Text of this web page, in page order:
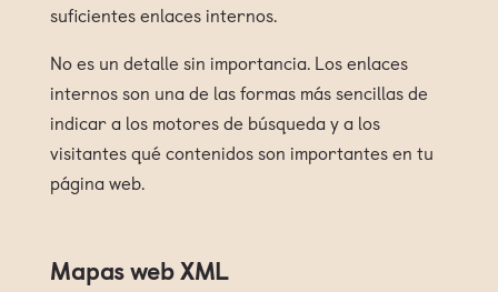
suficientes enlaces internos.
No es un detalle sin importancia. Los enlaces
internos son una de las formas más sencillas de
indicar a los motores de búsqueda y a los
visitantes qué contenidos son importantes en tu
página web.
Mapas web XML